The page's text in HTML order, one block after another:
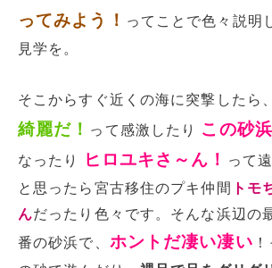
ってみよう！ ってことで色々説明
見学を。
そこからすぐ近くの海に突撃したら、
綺麗だ！ って感激したり この砂
なったり
ヒロユキさ～ん！
って
と思ったら宮古移住のプキ仲間 トモ
んだったり色々です。そんな浜辺の
番の砂浜で、 ホントだ凄い凄い